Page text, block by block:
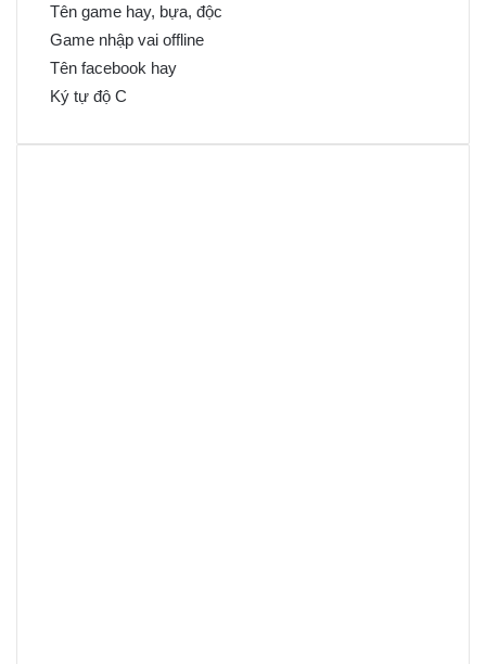
Tên game hay, bựa, độc
Game nhập vai offline
Tên facebook hay
Ký tự độ C